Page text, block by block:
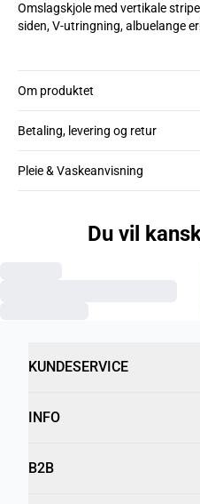
Omslagskjole med vertikale
siden, V-utringning, albuelange
Om produktet
Betaling, levering og retur
Pleie & Vaskeanvisning
Du vil
KUNDESERVICE
INFO
B2B